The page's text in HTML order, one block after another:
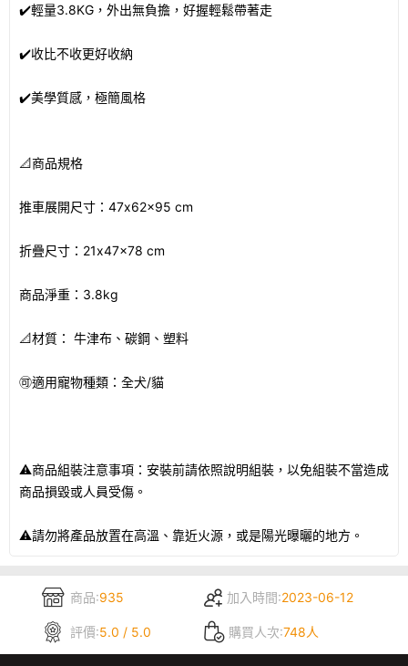
✔️輕量3.8KG，外出無負擔，好握輕鬆帶著走
✔️收比不收更好收納
✔️美學質感，極簡風格
📐商品規格
推車展開尺寸：47x62x95 cm
折疊尺寸：21x47x78 cm
商品淨重：3.8kg
📐材質： 牛津布、碳鋼、塑料
🉑適用寵物種類：全犬/貓
⚠️商品組裝注意事項：安裝前請依照說明組裝，以免組裝不當造成
商品損毀或人員受傷。
⚠️請勿將產品放置在高溫、靠近火源，或是陽光曝曬的地方。
商品:935 加入時間:2023-06-12
評價:5.0 / 5.0 購買人次:748人